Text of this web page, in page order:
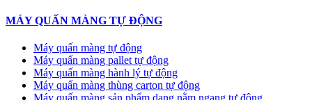
MÁY QUẤN MÀNG TỰ ĐỘNG
Máy quấn màng tự động
​Máy quấn màng pallet tự động
Máy quấn màng hành lý tự động
Máy quấn màng thùng carton tự động